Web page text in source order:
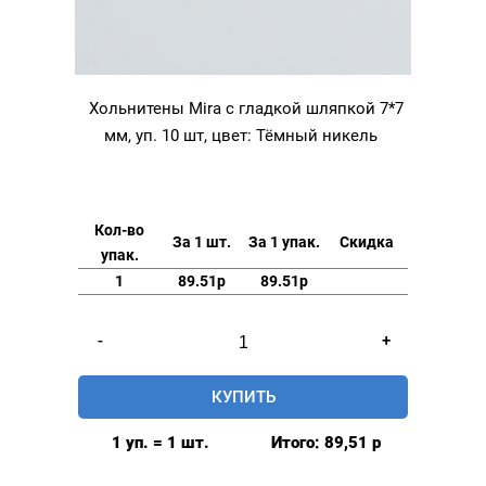
Хольнитены Mira с гладкой шляпкой 7*7
мм, уп. 10 шт, цвет: Тёмный никель
Кол-во
упак.
За 1 шт. За 1 упак. Скидка
1 89.51р 89.51р
-
товара
Хольнитены
Mira
+
КУПИТЬ
1 уп. = 1 шт. Итого: 89,51 р